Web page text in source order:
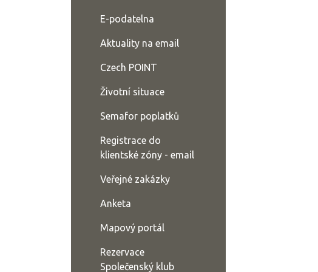
E-podatelna
Aktuality na email
Czech POINT
Životní situace
Semafor poplatků
Registrace do
klientské zóny - email
Veřejné zakázky
Anketa
Mapový portál
Rezervace
Společenský klub